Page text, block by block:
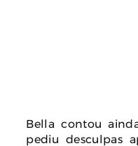
Bella contou
pediu desculpas